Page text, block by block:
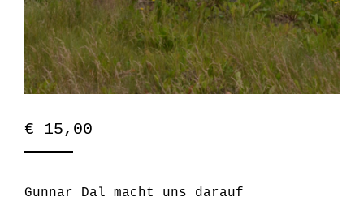
€ 15,00
Gunnar Dal macht uns darauf